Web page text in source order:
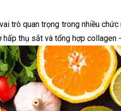
trò quan trọng trong nhiều
thụ sắt và tổng hợp